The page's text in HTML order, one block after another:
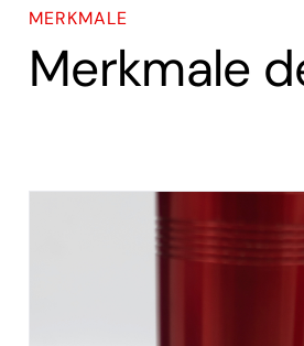
MERKMALE
Merkmale